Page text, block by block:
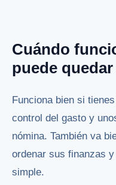
Cuándo
puede
Funciona bien si
control del gasto y
nómina. También va
ordenar sus finanzas
simple.